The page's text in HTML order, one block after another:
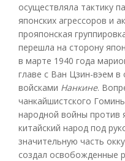
осуществляла тактику
японских агрессоров и
прояпонская
перешла на сторону
в марте 1940 года
главе с Ван Цзин-вэем в
войсками Нанкине.
чанкайшистского
народной войны против
китайский народ под
значительную часть
создал освобожденные